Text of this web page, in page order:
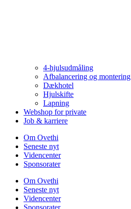
4-hjulsudmåling
Afbalancering og montering
Dækhotel
Hjulskifte
Lapning
Webshop for private
Job & karriere
Om Ovethi
Seneste nyt
Videncenter
Sponsorater
Om Ovethi
Seneste nyt
Videncenter
Sponsorater